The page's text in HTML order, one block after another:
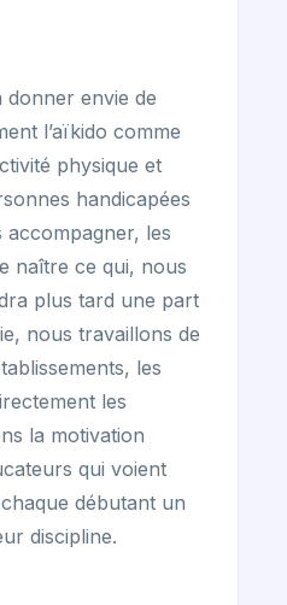
envie de
l’aïkido comme
physique et
handicapées
accompagner, les
naître ce qui, nous
plus tard une part
nous travaillons de
les
les
la motivation
qui voient
débutant un
discipline.